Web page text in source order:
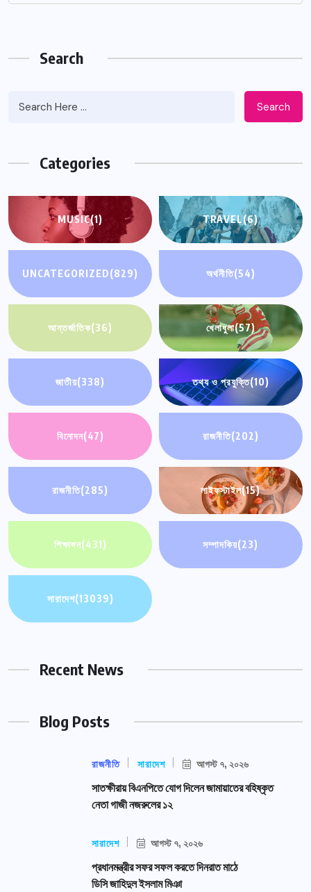
Search
Search
Categories
MUSIC(1) TRAVEL(6)
UNCATEGORIZED(829) অর্থনীতি(54)
আন্তর্জাতিক(36) খেলাধুলা(57)
জাতীয়(338) তথ্য ও প্রযুক্তি(10)
বিনোদন(47) রাজনীতি(202)
রাজনীতি(285) লাইফস্টাইল(15)
শিক্ষাঙ্গন(431) সম্পাদকিয়(23)
সারাদেশ(13039)
Recent News
Blog Posts
রাজনীতি সারাদেশ আগস্ট ৭, ২০২৬
সাতক্ষীরায় বিএনপিতে যোগ দিলেন জামায়াতের বহিষ্কৃত
নেতা গাজী নজরুলের ১২
সারাদেশ আগস্ট ৭, ২০২৬
প্রধানমন্ত্রীর সফর সফল করতে দিনরাত মাঠে
ডিসি জাহিদুল ইসলাম মিঞা